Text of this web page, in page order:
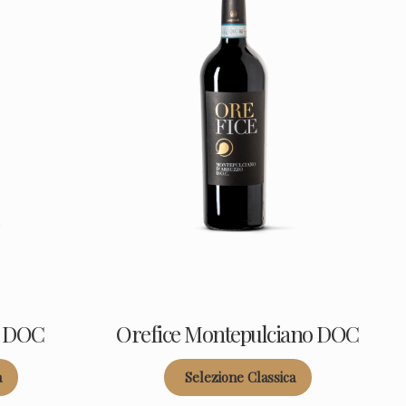
Orefice Montepulciano DOC
Categoria:
Selezione Classica